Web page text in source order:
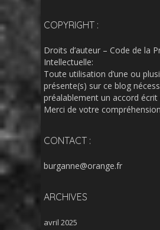
COPYRIGHT :
Droits d’auteur – Code de la
Intellectuelle:
Toute utilisation d’une ou
présente(s) sur ce blog
préalablement un accord écrit
Merci de votre
CONTACT :
burganne@orange.fr
ARCHIVES
avril 2025